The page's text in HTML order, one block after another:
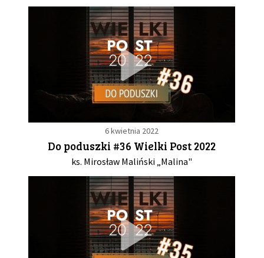
6 kwietnia 2022
Do poduszki #36 Wielki Post 2022
ks. Mirosław Maliński „Malina"